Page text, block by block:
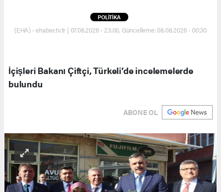
POLİTİKA
(EHA) - ehaber.tv.tr | 07.08.2026 - 23:00, Güncelleme: 08.08.2026 - 00:30
İçişleri Bakanı Çiftçi, Türkeli’de incelemelerde
bulundu
ABONE OL